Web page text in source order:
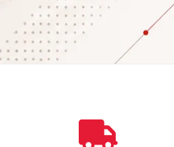
Σε απόθεμα